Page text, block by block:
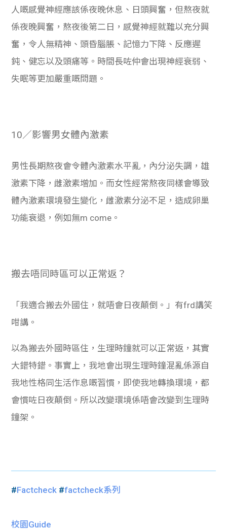
人嘅感覺神經應該係夜晚休息、日頭興奮，但熬夜就
係夜晚興奮，熬夜後第二日，感覺神經就難以充分興
奮，令人無精神、頭昏腦脹、記憶力下降、反應遲
鈍、健忘以及頭痛等。時間長咗仲會出現神經衰弱、
失眠等更加嚴重嘅問題。
10／影響男女體內激素
男性長期熬夜會令體內激素水平亂，內分泌失調，雄
激素下降，雌激素增加。而女性經常熬夜同樣會導致
體內激素環境發生變化，雌激素分泌不足，造成卵巢
功能衰退，例如無m come。
搬去唔同時區可以正常返？
「我適合搬去外國住，就唔會日夜顛倒。」有frd講笑
咁講。
以為搬去外國時區住，生理時鐘就可以正常返，其實
大錯特錯。事實上，我地會出現生理時鐘混亂係源自
我地性格同生活作息嘅習慣，即使我地轉換環境，都
會慣咗日夜顛倒。所以改變環境係唔會改變到生理時
鐘架。
#Factcheck #factcheck系列
校園Guide